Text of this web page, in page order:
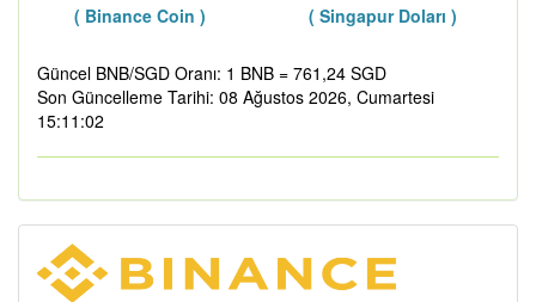
( Binance Coin ) ( Singapur Doları )
Güncel BNB/SGD Oranı: 1 BNB = 761,24 SGD
Son Güncelleme Tarihi: 08 Ağustos 2026, Cumartesi
15:11:02